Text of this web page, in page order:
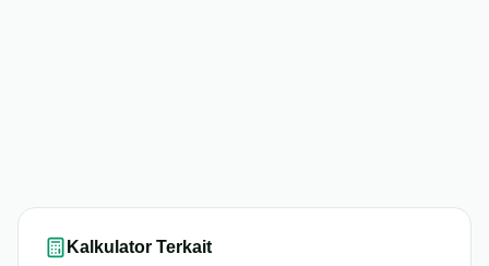
Kalkulator Terkait